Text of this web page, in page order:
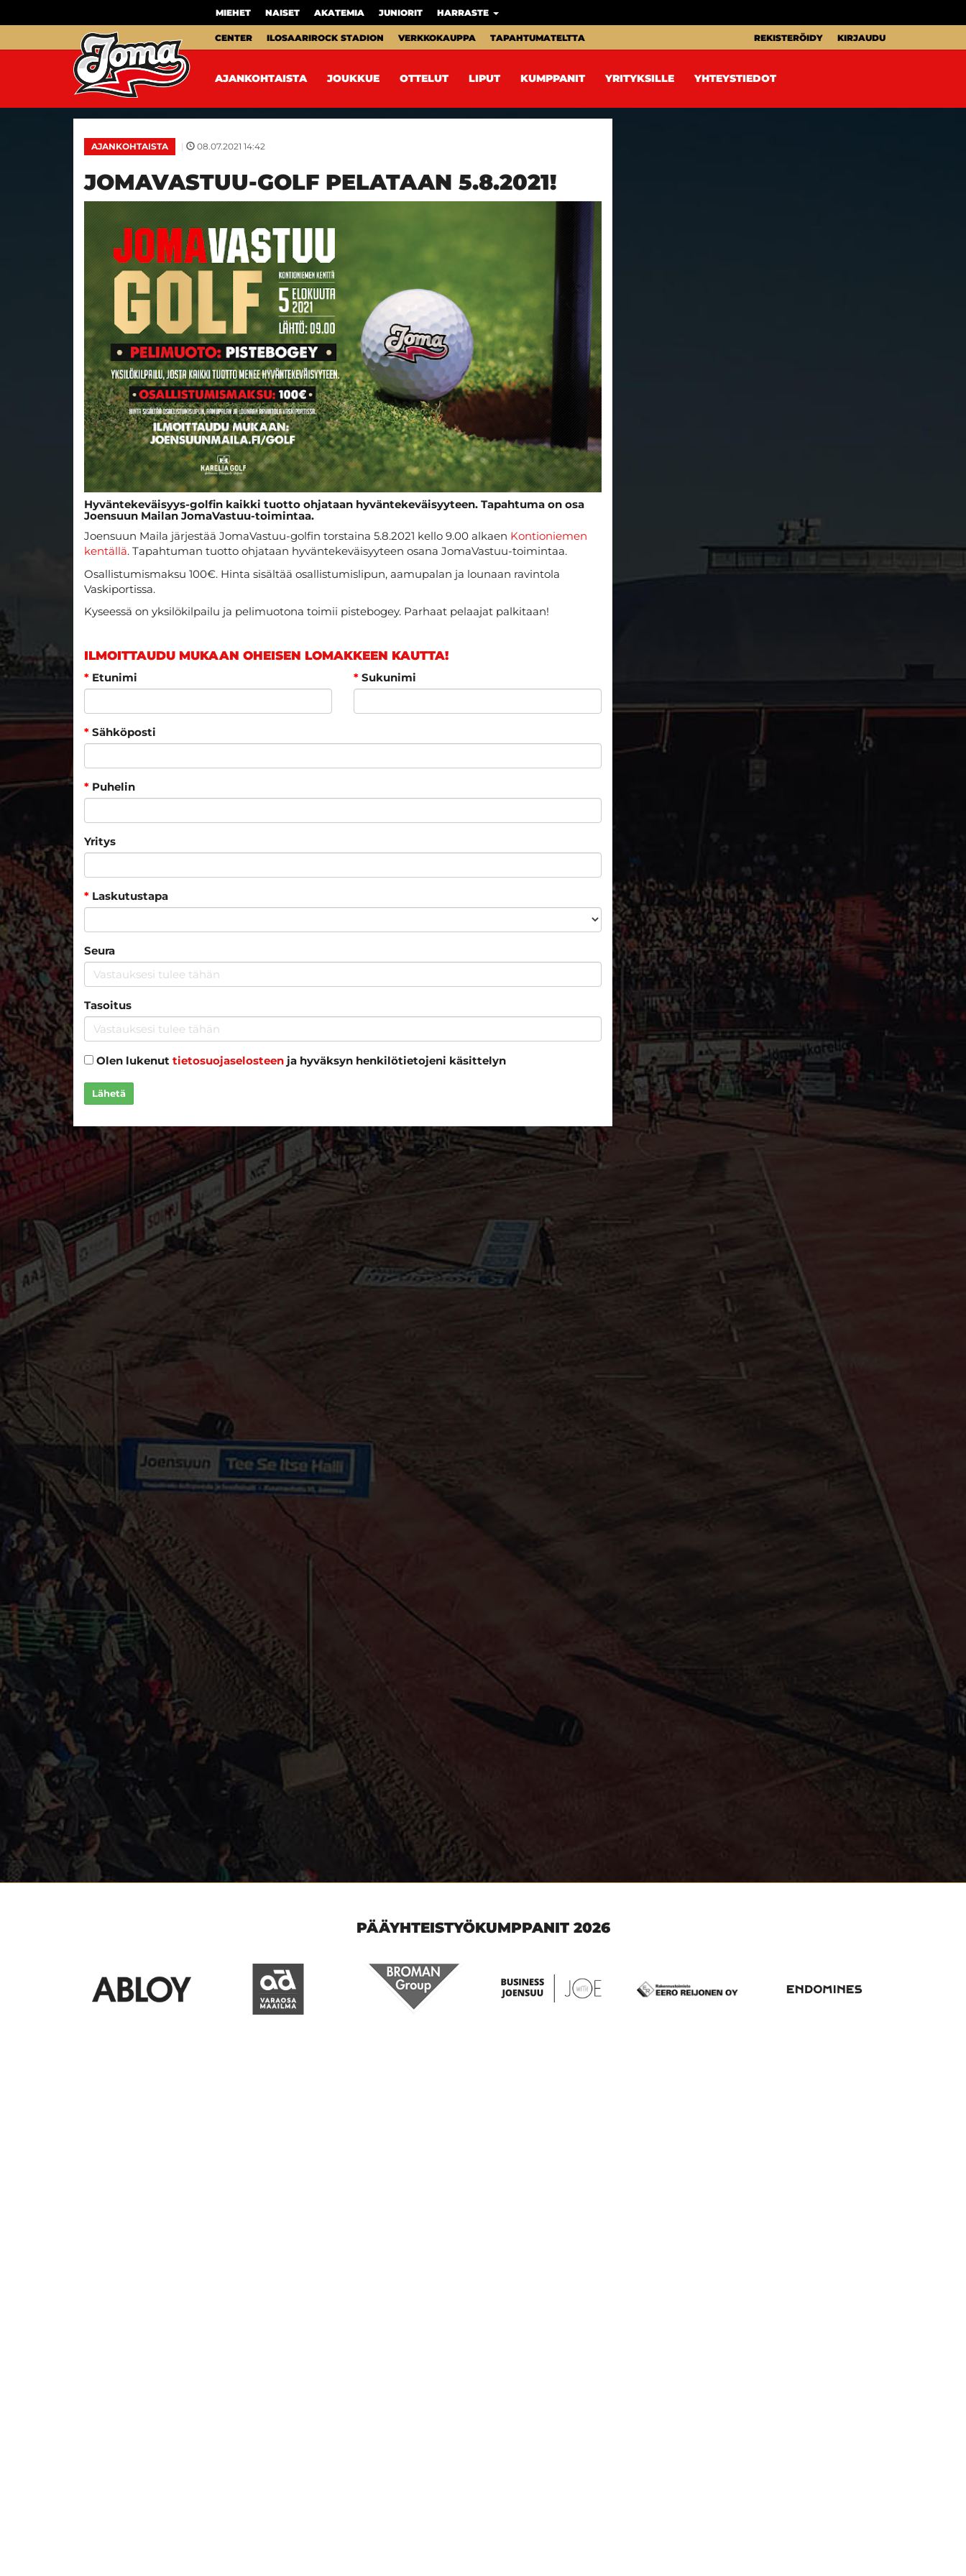
MIEHET NAISET AKATEMIA JUNIORIT HARRASTE
CENTER ILOSAARIROCK STADION VERKKOKAUPPA TAPAHTUMATELTTA REKISTERÖIDY KIRJAUDU
AJANKOHTAISTA JOUKKUE OTTELUT LIPUT KUMPPANIT YRITYKSILLE YHTEYSTIEDOT
AJANKOHTAISTA | 08.07.2021 14:42
JOMAVASTUU-GOLF PELATAAN 5.8.2021!
Hyväntekeväisyys-golfin kaikki tuotto ohjataan hyväntekeväisyyteen. Tapahtuma on osa
Joensuun Mailan JomaVastuu-toimintaa.
Joensuun Maila järjestää JomaVastuu-golfin torstaina 5.8.2021 kello 9.00 alkaen Kontioniemen
kentällä. Tapahtuman tuotto ohjataan hyväntekeväisyyteen osana JomaVastuu-toimintaa.
Osallistumismaksu 100€. Hinta sisältää osallistumislipun, aamupalan ja lounaan ravintola
Vaskiportissa.
Kyseessä on yksilökilpailu ja pelimuotona toimii pistebogey. Parhaat pelaajat palkitaan!
ILMOITTAUDU MUKAAN OHEISEN LOMAKKEEN KAUTTA!
* Etunimi * Sukunimi
* Sähköposti
* Puhelin
Yritys
* Laskutustapa
Seura
Tasoitus
Olen lukenut tietosuojaselosteen ja hyväksyn henkilötietojeni käsittelyn
Lähetä
PÄÄYHTEISTYÖKUMPPANIT 2026